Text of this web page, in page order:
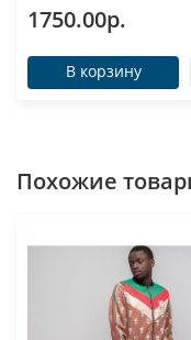
1750.00р.
В корзину
Похожие